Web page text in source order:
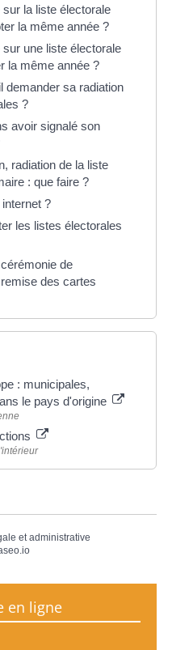
la liste électorale
la même année ?
une liste électorale
la même année ?
demander sa radiation
?
avoir signalé son
radiation de la liste
: que faire ?
?
les listes électorales
de
des cartes
: municipales,
le pays d'origine
et administrative
en ligne